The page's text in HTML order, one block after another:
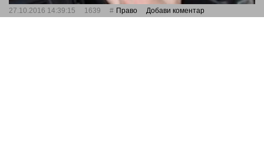
27.10.2016 14:39:15 1639 Право Добави коментар